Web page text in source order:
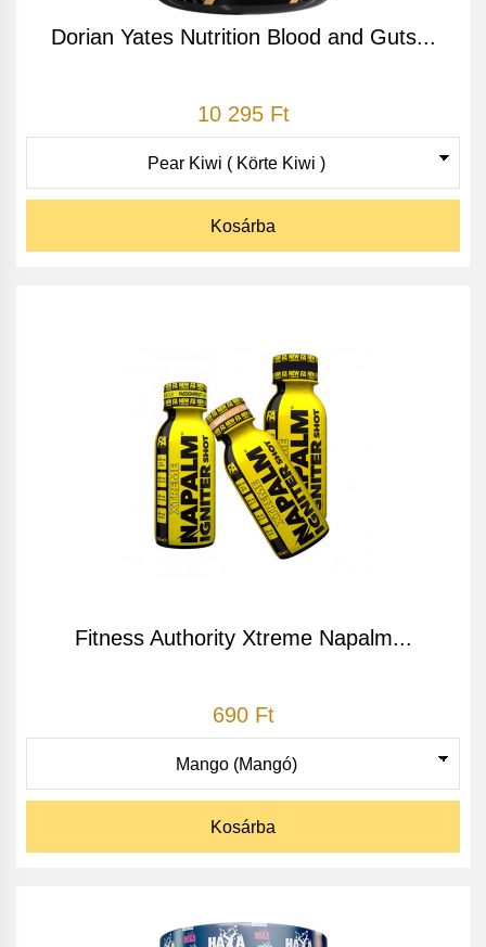
Dorian Yates Nutrition Blood and Guts...
10 295 Ft
Kosárba
Fitness Authority Xtreme Napalm...
690 Ft
Kosárba